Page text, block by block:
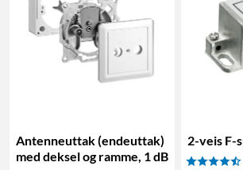
Antenneuttak (endeuttak)
med deksel og ramme, 1 dB
2-veis F-